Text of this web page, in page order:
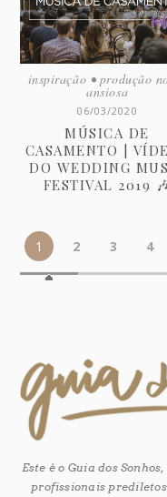
inspiração • produção
ansiosa
06/03/2020
MÚSICA DE
CASAMENTO |
DO WEDDING
FESTIVAL 2019
1 2 3 4
Este é o Guia dos
profissionais